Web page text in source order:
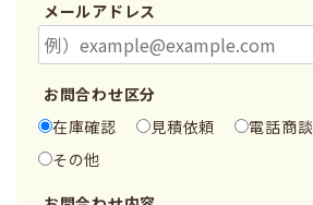
メールアドレス
お問合わせ区分
在庫確認
見積依頼 電話商談
その他